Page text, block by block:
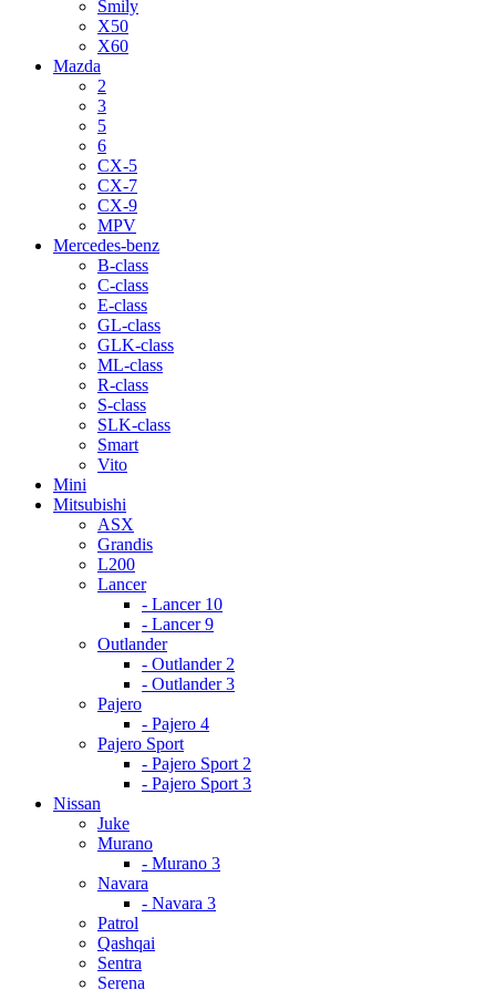
Smily
X50
X60
Mazda
2
3
5
6
CX-5
CX-7
CX-9
MPV
Mercedes-benz
B-class
C-class
E-class
GL-class
GLK-class
ML-class
R-class
S-class
SLK-class
Smart
Vito
Mini
Mitsubishi
ASX
Grandis
L200
Lancer
- Lancer 10
- Lancer 9
Outlander
- Outlander 2
- Outlander 3
Pajero
- Pajero 4
Pajero Sport
- Pajero Sport 2
- Pajero Sport 3
Nissan
Juke
Murano
- Murano 3
Navara
- Navara 3
Patrol
Qashqai
Sentra
Serena